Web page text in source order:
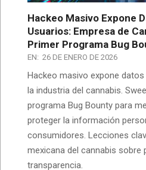
Hackeo Masivo Expone
Usuarios: Empresa de
Primer Programa Bug
EN: 26 DE ENERO DE 2026
Hackeo masivo expone
la industria del cannabis.
programa Bug Bounty para
proteger la información
consumidores. Lecciones
mexicana del cannabis sobre
transparencia.